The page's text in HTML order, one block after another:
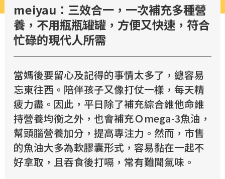
葉黃素專區
最新活動
銷售據點
meiyau：三效合一，一次補充多種營
養，不用瓶瓶罐罐，方便又快速，符合
忙碌的現代人所需
當媽後要留心及記得的事情太多了，總容易
忘東往西。陪伴孩子又像打仗一樣，每天精
疲力盡。因此，平日除了補充綜合維他命維
持營養均衡之外，也會補充Ｏmega-3魚油，
幫頭腦營養加分，提高專注力。然而，市售
的魚油大多為軟膠囊形式，容易黏在一起不
好拿取，且吞食後打嗝，常有難聞氣味。